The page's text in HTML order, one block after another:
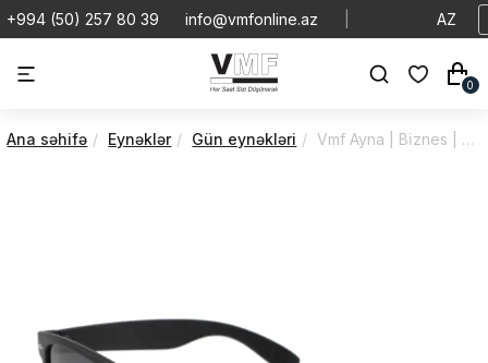
+994 (50) 257 80 39 info@vmfonline.az AZ
0
Ana səhifə Eynəklər Gün eynəkləri Vmf Ayna | Bi̇znes | VA7B60PO025